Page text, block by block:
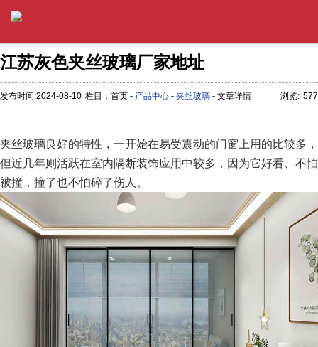
江苏灰色夹丝玻璃厂家地址
发布时间:2024-08-10 栏目：首页 - 产品中心 - 夹丝玻璃 - 文章详情 浏览: 577
夹丝玻璃良好的特性，一开始在易受震动的门窗上用的比较多，
但近几年则活跃在室内隔断装饰应用中较多，因为它好看、不怕
被撞，撞了也不怕碎了伤人。